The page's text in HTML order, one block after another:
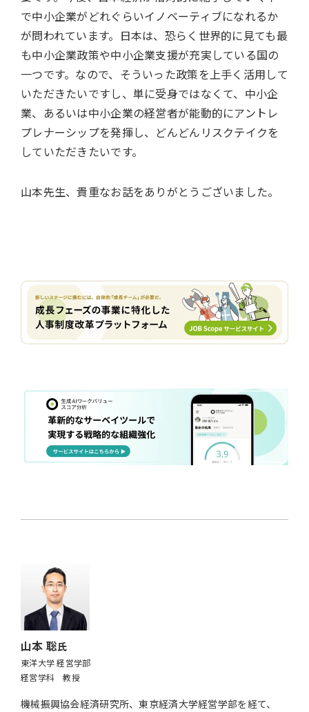
で中小企業がどれぐらいイノベーティブになれるか
が問われています。日本は、恐らく世界的に見ても最
も中小企業政策や中小企業支援が充実している国の
一つです。なので、そういった政策を上手く活用して
いただきたいですし、単に受身ではなくて、中小企
業、あるいは中小企業の経営者が能動的にアントレ
プレナーシップを発揮し、どんどんリスクテイクを
していただきたいです。
山本先生、貴重なお話をありがとうございました。
山本 聡氏
東洋大学 経営学部
経営学科 教授
機械振興協会経済研究所、東京経済大学経営学部を経て、